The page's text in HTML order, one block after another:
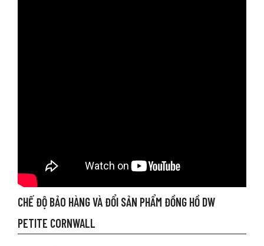
CHẾ ĐỘ BẢO HÀNG VÀ ĐỔI SẢN PHẨM ĐỒNG HỒ DW
PETITE CORNWALL